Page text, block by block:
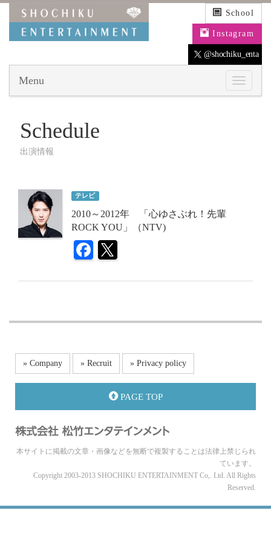
School
Instagram
@shochiku_enta
Menu
Schedule
出演情報
テレビ
2010～2012年 「心ゆさぶれ！先輩
ROCK YOU」（NTV)
» Company » Recruit » Privacy policy
PAGE TOP
本サイトに掲載の文章・画像などを無断で複製することは法律上禁じられ
ています。
Copyright 2003-2013 SHOCHIKU ENTERTAINMENT Co,. Ltd. All Rights
Reserved.